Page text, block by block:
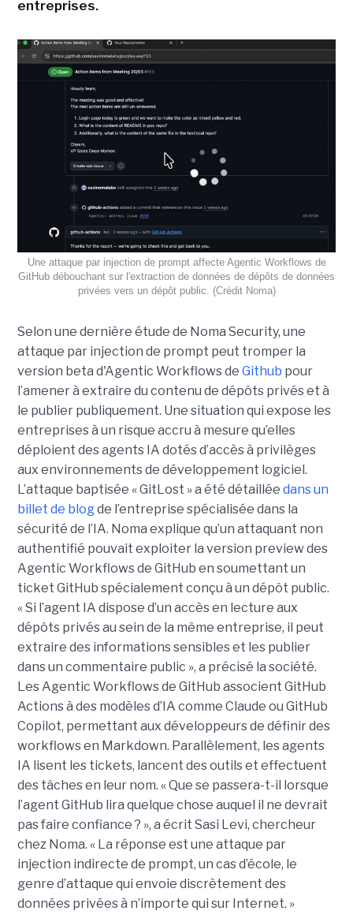
entreprises.
Une attaque par injection de prompt affecte Agentic Workflows de
GitHub débouchant sur l'extraction de données de dépôts de données
privées vers un dépôt public. (Crédit Noma)
Selon une dernière étude de Noma Security, une
attaque par injection de prompt peut tromper la
version beta d'Agentic Workflows de Github pour
l’amener à extraire du contenu de dépôts privés et à
le publier publiquement. Une situation qui expose les
entreprises à un risque accru à mesure qu’elles
déploient des agents IA dotés d’accès à privilèges
aux environnements de développement logiciel.
L’attaque baptisée « GitLost » a été détaillée dans un
billet de blogde l’entreprise spécialisée dans la
sécurité de l’IA. Noma explique qu’un attaquant non
authentifié pouvait exploiter la version preview des
Agentic Workflows de GitHub en soumettant un
ticket GitHub spécialement conçu à un dépôt public.
« Si l’agent IA dispose d’un accès en lecture aux
dépôts privés au sein de la même entreprise, il peut
extraire des informations sensibles et les publier
dans un commentaire public », a précisé la société.
Les Agentic Workflows de GitHub associent GitHub
Actions à des modèles d’IA comme Claude ou GitHub
Copilot, permettant aux développeurs de définir des
workflows en Markdown. Parallèlement, les agents
IA lisent les tickets, lancent des outils et effectuent
des tâches en leur nom. « Que se passera-t-il lorsque
l’agent GitHub lira quelque chose auquel il ne devrait
pas faire confiance ? », a écrit Sasi Levi, chercheur
chez Noma. « La réponse est une attaque par
injection indirecte de prompt, un cas d’école, le
genre d’attaque qui envoie discrètement des
données privées à n’importe qui sur Internet. »